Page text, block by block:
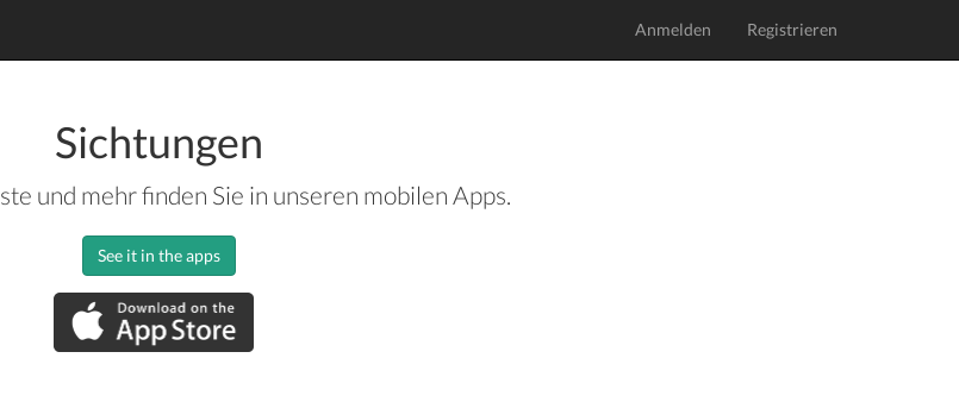
Anmelden Registrieren
Sichtungen
und mehr finden Sie in unseren mobilen Apps.
See it in the apps